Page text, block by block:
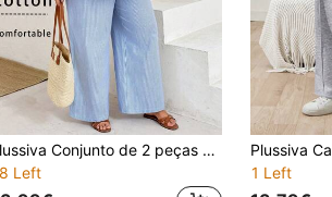
Plussiva Conjunto de 2 peças de maternidade plus size para férias, casual, com top de alças às riscas e calças compridas
Left
1 Left